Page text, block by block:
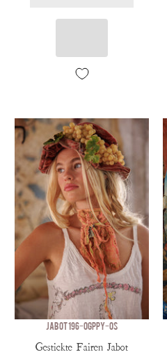
JABOT 196-OGPPY-OS
Gestickte Fairen Jabot